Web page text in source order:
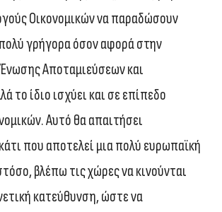
Οικονομικών να παραδώσουν
γρήγορα όσον αφορά στην
Αποταμιεύσεων και
το ίδιο ισχύει και σε επίπεδο
Αυτό θα απαιτήσει
που αποτελεί μια πολύ ευρωπαϊκή
βλέπω τις χώρες να κινούνται
κατεύθυνση, ώστε να